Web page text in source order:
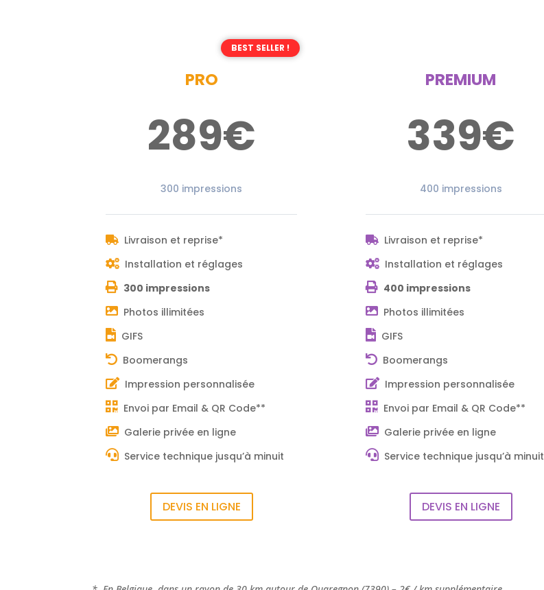
BEST SELLER !
PRO
289€
300 impressions
Livraison et reprise*
Installation et réglages
300 impressions
Photos illimitées
GIFS
Boomerangs
Impression personnalisée
Envoi par Email & QR Code**
Galerie privée en ligne
Service technique jusqu’à minuit
DEVIS EN LIGNE
PREMIUM
339€
400 impressions
Livraison et reprise*
Installation et réglages
400 impressions
Photos illimitées
GIFS
Boomerangs
Impression personnalisée
Envoi par Email & QR Code**
Galerie privée en ligne
Service technique jusqu’à minuit
DEVIS EN LIGNE